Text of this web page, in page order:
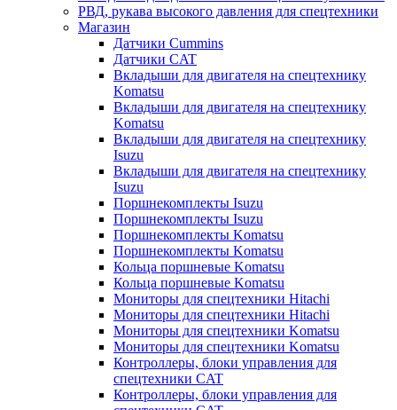
РВД, рукава высокого давления для спецтехники
Магазин
Датчики Cummins
Датчики CAT
Вкладыши для двигателя на спецтехнику
Komatsu
Вкладыши для двигателя на спецтехнику
Komatsu
Вкладыши для двигателя на спецтехнику
Isuzu
Вкладыши для двигателя на спецтехнику
Isuzu
Поршнекомплекты Isuzu
Поршнекомплекты Isuzu
Поршнекомплекты Komatsu
Поршнекомплекты Komatsu
Кольца поршневые Komatsu
Кольца поршневые Komatsu
Мониторы для спецтехники Hitachi
Мониторы для спецтехники Hitachi
Мониторы для спецтехники Komatsu
Мониторы для спецтехники Komatsu
Контроллеры, блоки управления для
спецтехники CAT
Контроллеры, блоки управления для